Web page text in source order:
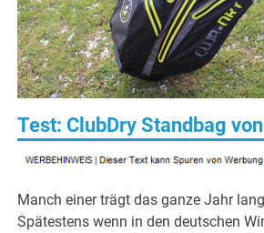
Test: ClubDry Standbag
Manch einer trägt das ganze Jahr
Spätestens wenn in den deutschen